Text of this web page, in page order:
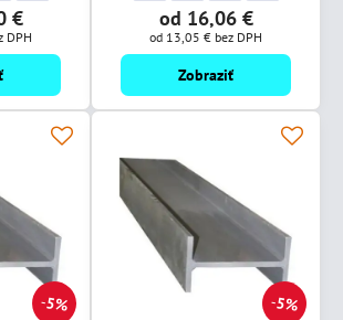
€
DPH
od 16,06 €
od 13,05 € bez DPH
Zobraziť
5% 5%